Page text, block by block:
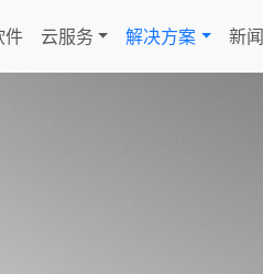
件 云服务 解决方案 新